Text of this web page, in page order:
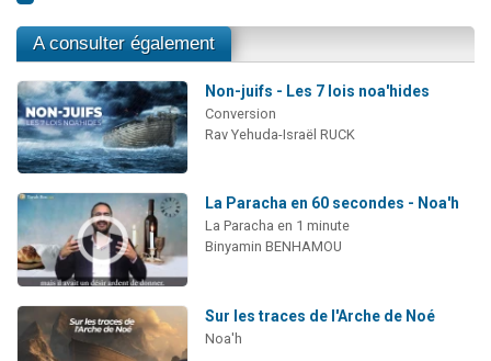
A consulter également
Non-juifs - Les 7 lois noa'hides
Conversion
Rav Yehuda-Israël RUCK
La Paracha en 60 secondes - Noa'h
La Paracha en 1 minute
Binyamin BENHAMOU
Sur les traces de l'Arche de Noé
Noa'h